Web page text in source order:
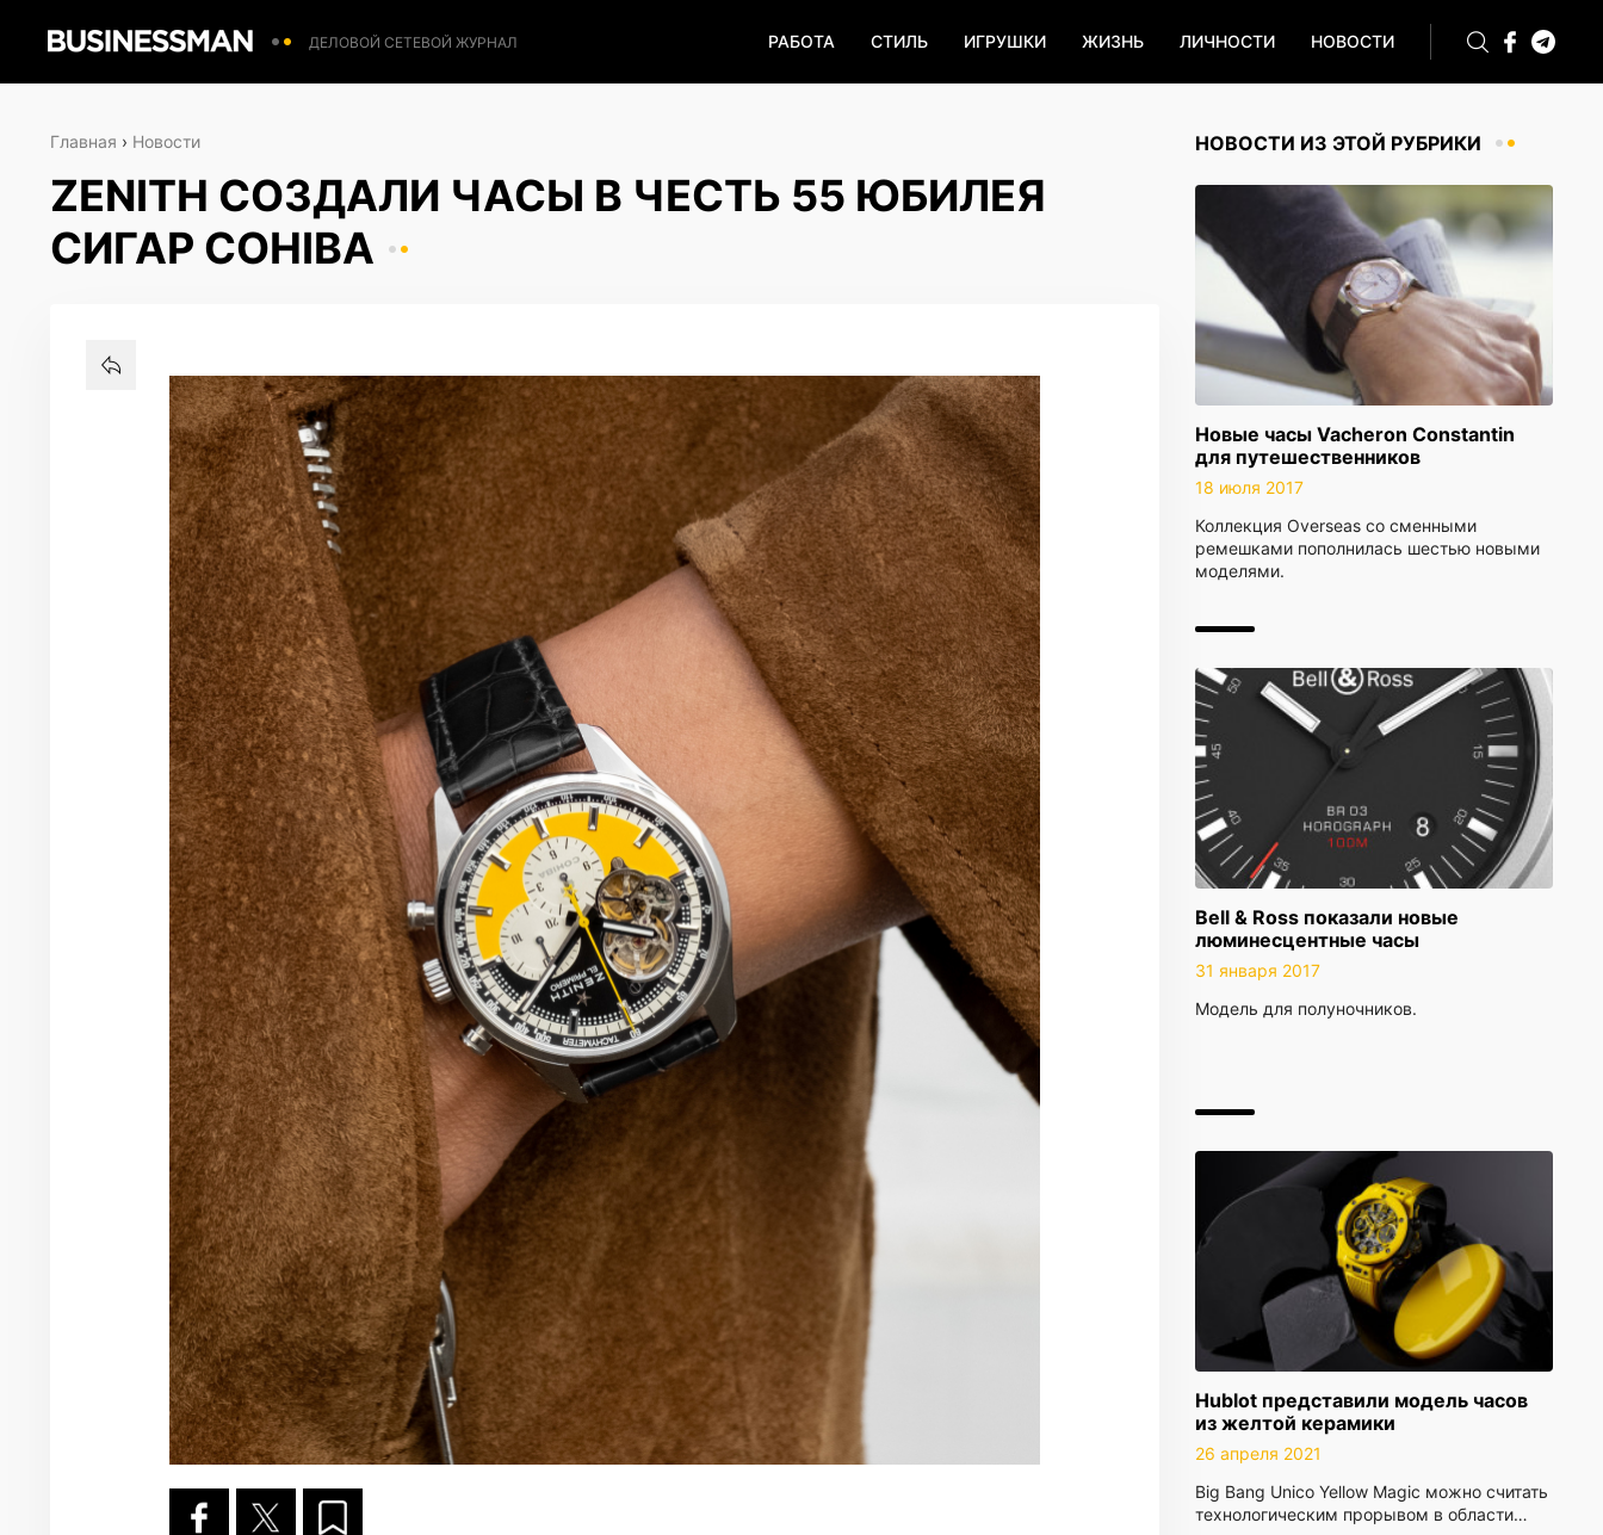
ДЕЛОВОЙ СЕТЕВОЙ ЖУРНАЛ РАБОТА СТИЛЬ ИГРУШКИ ЖИЗНЬ ЛИЧНОСТИ НОВОСТИ
НОВОСТИ ИЗ ЭТОЙ РУБРИКИ
Новые часы Vacheron Constantin
для путешественников
18 июля 2017
Коллекция Overseas со сменными
ремешками пополнилась шестью новыми
моделями.
Bell & Ross показали новые
люминесцентные часы
31 января 2017
Модель для полуночников.
Hublot представили модель часов
из желтой керамики
26 апреля 2021
Big Bang Unico Yellow Magic можно считать
технологическим прорывом в области…
Главная › Новости
ZENITH СОЗДАЛИ ЧАСЫ В ЧЕСТЬ 55 ЮБИЛЕЯ
СИГАР COHIBA